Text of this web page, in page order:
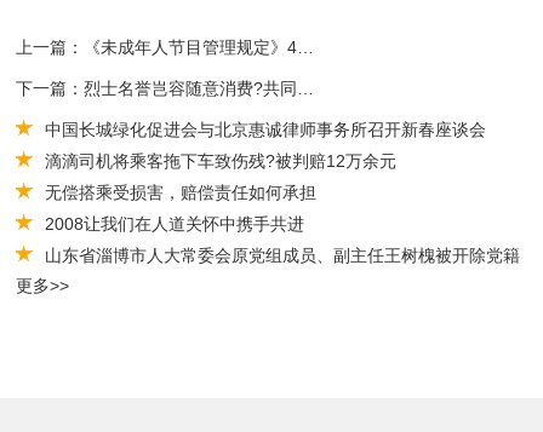
中国长城绿化促进会与北京惠诚律师事务所召开新春座谈会
滴滴司机将乘客拖下车致伤残?被判赔12万余元
无偿搭乘受损害，赔偿责任如何承担
2008让我们在人道关怀中携手共进
山东省淄博市人大常委会原党组成员、副主任王树槐被开除党籍
更多>>